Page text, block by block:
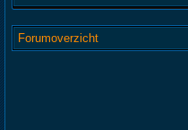
Forumoverzicht